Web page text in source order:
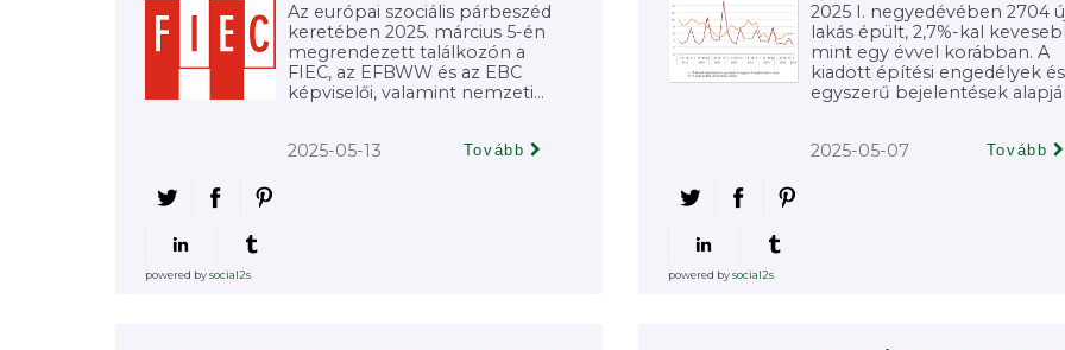
Az európai szociális párbeszéd
keretében 2025. március 5-én
megrendezett találkozón a
FIEC, az EFBWW és az EBC
képviselői, valamint nemzeti...
2025-05-13 Tovább
powered bysocial2s
2025 I. negyedévében 2704
lakás épült, 2,7%-kal
mint egy évvel korábban. A
kiadott építési engedélyek és
egyszerű bejelentések
2025-05-07 Tovább
powered bysocial2s